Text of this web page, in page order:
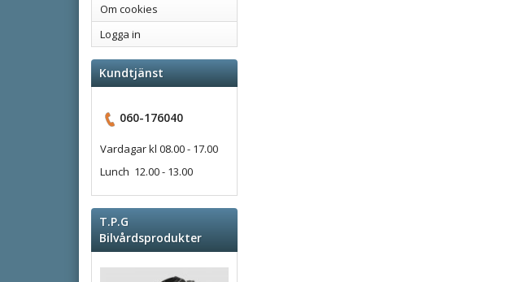
Om cookies
Logga in
Kundtjänst
060-176040
Vardagar kl 08.00 - 17.00
Lunch 12.00 - 13.00
T.P.G
Bilvårdsprodukter